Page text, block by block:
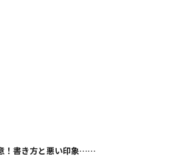
！書き方と悪い印象……